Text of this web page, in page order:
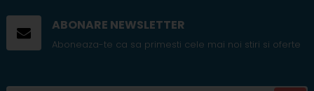
ABONARE NEWSLETTER
Aboneaza-te ca sa primesti cele mai noi stiri si oferte